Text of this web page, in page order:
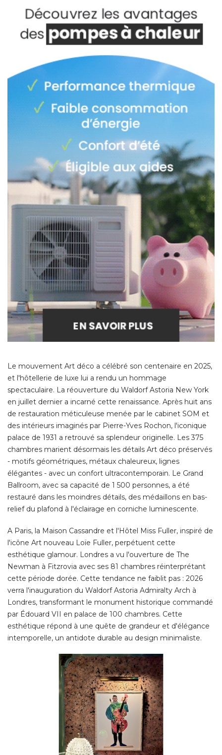
Le mouvement Art déco a célébré son centenaire en 2025,
et l'hôtellerie de luxe lui a rendu un hommage
spectaculaire. La réouverture du Waldorf Astoria New York
en juillet dernier a incarné cette renaissance. Après huit ans
de restauration méticuleuse menée par le cabinet SOM et
des intérieurs imaginés par Pierre-Yves Rochon, l'iconique
palace de 1931 a retrouvé sa splendeur originelle. Les 375
chambres marient désormais les détails Art déco préservés
- motifs géométriques, métaux chaleureux, lignes
élégantes - avec un confort ultracontemporain. Le Grand
Ballroom, avec sa capacité de 1 500 personnes, a été
restauré dans les moindres détails, des médaillons en bas-
relief du plafond à l'éclairage en corniche luminescente.
A Paris, la Maison Cassandre et l'Hôtel Miss Fuller, inspiré de
l'icône Art nouveau Loïe Fuller, perpétuent cette
esthétique glamour. Londres a vu l'ouverture de The
Newman à Fitzrovia avec ses 81 chambres réinterprétant
cette période dorée. Cette tendance ne faiblit pas : 2026
verra l'inauguration du Waldorf Astoria Admiralty Arch à
Londres, transformant le monument historique commandé
par Édouard VII en palace de 100 chambres. Cette
esthétique répond à une quête de grandeur et d'élégance
intemporelle, un antidote durable au design minimaliste.